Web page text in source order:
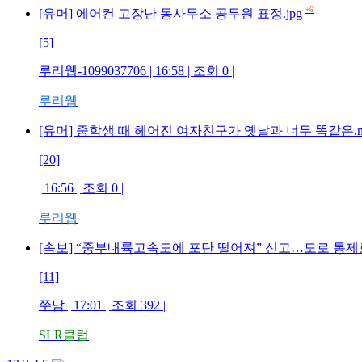
[유머] 에어컨 고장난 동사무소 공무원 표정.jpg +6
[5]
루리웹-1099037706 | 16:58 | 조회 0 |
루리웹
[유머] 중학생 때 헤어진 여자친구가 옛날과 너무 똑같은
[20]
| 16:56 | 조회 0 |
루리웹
[속보] “중부내륙고속도에 포탄 떨어져” 신고…도로 통제
[11]
쭈남 | 17:01 | 조회 392 |
SLR클럽